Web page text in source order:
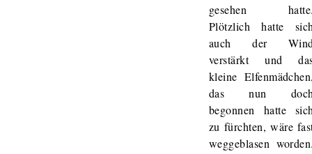
gesehen
Plötzlich hatte
auch der
verstärkt und
kleine
das nun
begonnen hatte
zu fürchten, wäre
weggeblasen